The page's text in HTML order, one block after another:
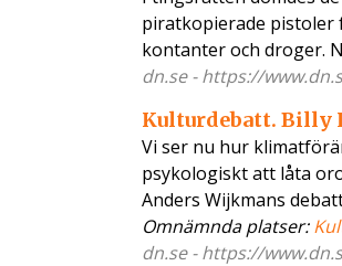
piratkopierade pistoler
kontanter och droger.
dn.se - https://
Kulturdebatt. Billy
Vi ser nu hur
psykologiskt att låta
Anders Wijkmans
Omnämnda platser:
dn.se - https://